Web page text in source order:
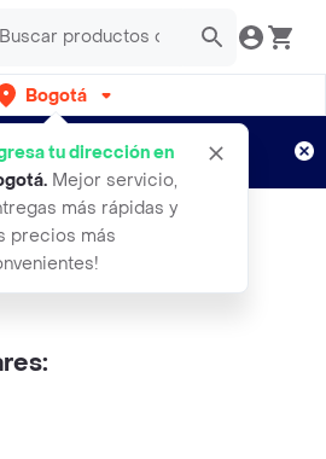
Bogotá
tu dirección en
. Mejor servicio,
más rápidas y
precios más
por semanas
Aplican TyC